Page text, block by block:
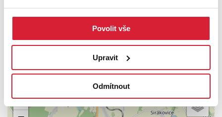
Povolit vše
Upravit
Odmítnout
prodat nemovitost zájemci s nejvyšší nabídkou.
UMÍSTĚNÍ OBJEKTU
+